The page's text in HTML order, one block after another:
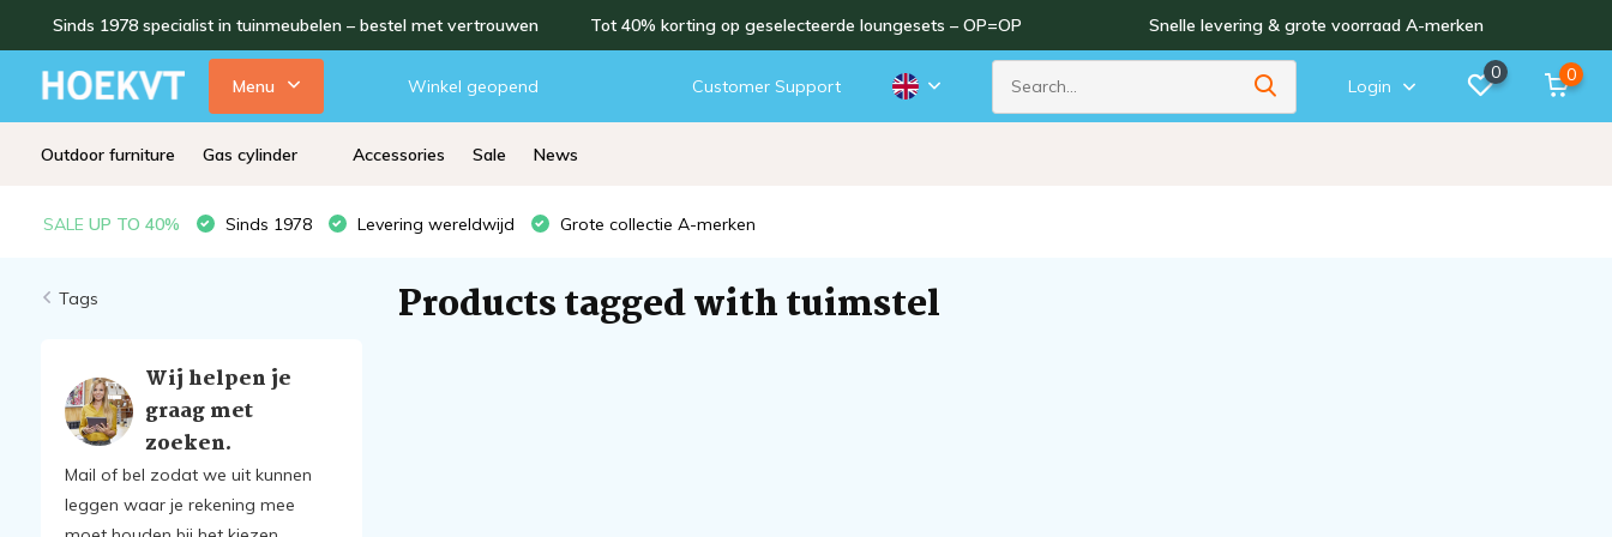
Sinds 1978 specialist in tuinmeubelen – bestel met vertrouwen Tot 40% korting op geselecteerde loungesets – OP=OP Snelle levering & grote voorraad A-merken
Menu Winkel geopend Customer Support Login
0 0
Outdoor furniture Gas cylinder Accessories Sale News
SALE UP TO 40% Sinds 1978 Levering wereldwijd Grote collectie A-merken
Tags
Wij helpen je
graag met
zoeken.
Mail of bel zodat we uit kunnen
leggen waar je rekening mee
Products tagged with tuimstel